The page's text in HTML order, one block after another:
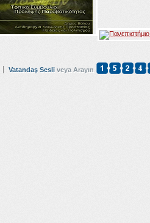
Vatandaş Sesli veya Arayın